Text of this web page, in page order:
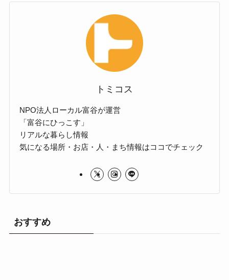
トミコス
NPO法人ローカル富谷が運営
「富谷にひっこす」
リアルな暮らし情報
気になる場所・お店・人・まち情報はココでチェック
おすすめ